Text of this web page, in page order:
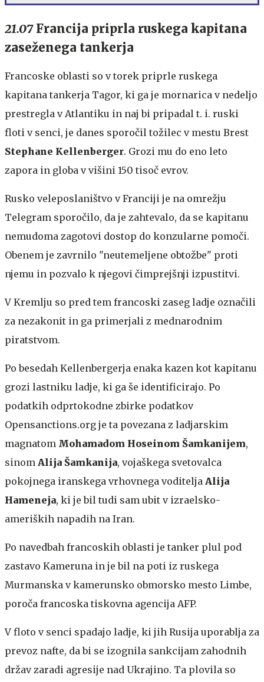
21.07Francija priprla ruskega kapitana
zaseženega tankerja
Francoske oblasti so v torek priprle ruskega
kapitana tankerja Tagor, ki ga je mornarica v nedeljo
prestregla v Atlantiku in naj bi pripadal t. i. ruski
floti v senci, je danes sporočil tožilec v mestu Brest
Stephane Kellenberger. Grozi mu do eno leto
zapora in globa v višini 150 tisoč evrov.
Rusko veleposlaništvo v Franciji je na omrežju
Telegram sporočilo, da je zahtevalo, da se kapitanu
nemudoma zagotovi dostop do konzularne pomoči.
Obenem je zavrnilo "neutemeljene obtožbe" proti
njemu in pozvalo k njegovi čimprejšnji izpustitvi.
V Kremlju so pred tem francoski zaseg ladje označili
za nezakonit in ga primerjali z mednarodnim
piratstvom.
Po besedah Kellenbergerja enaka kazen kot kapitanu
grozi lastniku ladje, ki ga še identificirajo. Po
podatkih odprtokodne zbirke podatkov
Opensanctions.org je ta povezana z ladjarskim
magnatom Mohamadom Hoseinom Šamkanijem,
sinom Alija Šamkanija, vojaškega svetovalca
pokojnega iranskega vrhovnega voditelja Alija
Hameneja, ki je bil tudi sam ubit v izraelsko-
ameriških napadih na Iran.
Po navedbah francoskih oblasti je tanker plul pod
zastavo Kameruna in je bil na poti iz ruskega
Murmanska v kamerunsko obmorsko mesto Limbe,
poroča francoska tiskovna agencija AFP.
V floto v senci spadajo ladje, ki jih Rusija uporablja za
prevoz nafte, da bi se izognila sankcijam zahodnih
držav zaradi agresije nad Ukrajino. Ta plovila so